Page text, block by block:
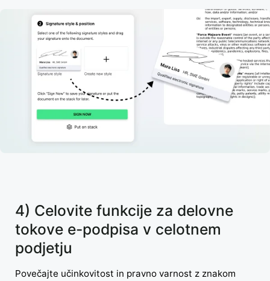
4) Celovite funkcije za delovne
tokove e-podpisa v celotnem
podjetju
Povečajte učinkovitost in pravno varnost z znakom